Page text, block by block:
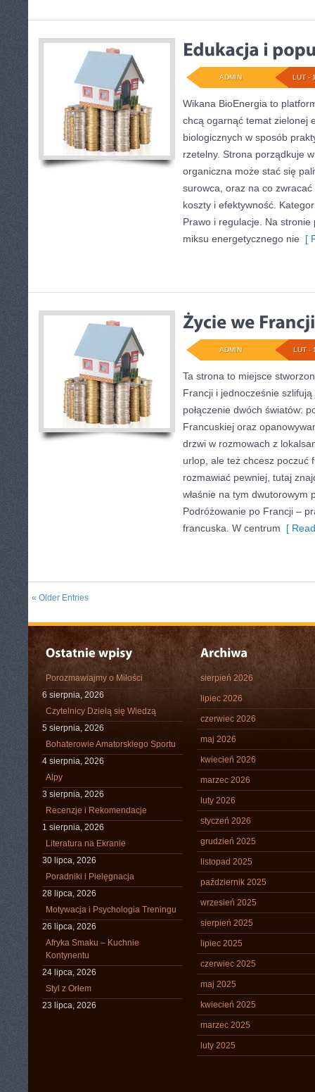
LUT -
ADMIN
Wikana BioEnergia to
chcą ogarnąć temat zielonej
biologicznych w sposób
rzetelny. Strona porządkuje
organiczna może stać się
surowca, oraz na co
koszty i efektywność.
Prawo i regulacje. Na
miksu energetycznego nie [
LUT -
ADMIN
Ta strona to miejsce
Francji i jednocześnie
połączenie dwóch światów:
Francuskiej oraz
drzwi w rozmowach z
urlop, ale też chcesz poczuć
rozmawiać pewniej, tutaj
właśnie na tym dwutorowym
Podróżowanie po Francji –
francuska. W centrum [
« Older Entries
Porozmawiajmy o Miłości
6 sierpnia, 2026
Czytelnicy Dzielą się Wiedzą
5 sierpnia, 2026
Bohaterowie Amatorskiego Sportu
4 sierpnia, 2026
Alpy
3 sierpnia, 2026
Recenzje i Rekomendacje
1 sierpnia, 2026
Literatura na Ekranie
30 lipca, 2026
Poradniki i Pielęgnacja
28 lipca, 2026
Motywacja i Psychologia Treningu
26 lipca, 2026
Afryka Smaku – Kuchnie
Kontynentu
24 lipca, 2026
Styl z Orłem
23 lipca, 2026
sierpień 2026
lipiec 2026
czerwiec 2026
maj 2026
kwiecień 2026
marzec 2026
luty 2026
styczeń 2026
grudzień 2025
listopad 2025
październik 2025
wrzesień 2025
sierpień 2025
lipiec 2025
czerwiec 2025
maj 2025
kwiecień 2025
marzec 2025
luty 2025